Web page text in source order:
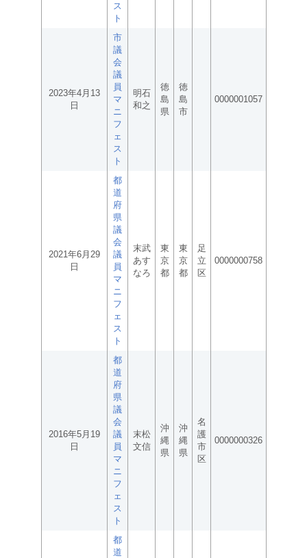
ス
ト
2023年4月13
日
市
議
会
議
員
マ
ニ
フ
ェ
ス
ト
明石
和之
徳
島
県
徳
島
市
0000001057
2021年6月29
日
都
道
府
県
議
会
議
員
マ
ニ
フ
ェ
ス
ト
末武
あす
なろ
東
京
都
東
京
都
足
立
区
0000000758
2016年5月19
日
都
道
府
県
議
会
議
員
マ
ニ
フ
ェ
ス
ト
末松
文信
沖
縄
県
沖
縄
県
名
護
市
区
0000000326
都
道